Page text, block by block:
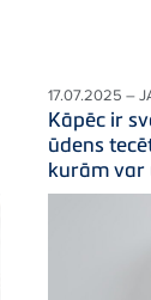
17.07.2025 –
Kāpēc ir
ūdens
kurām var